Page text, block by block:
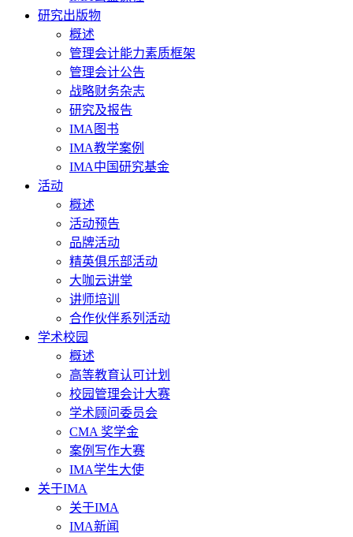
研究出版物
概述
管理会计能力素质框架
管理会计公告
战略财务杂志
研究及报告
IMA图书
IMA教学案例
IMA中国研究基金
活动
概述
活动预告
品牌活动
精英俱乐部活动
大咖云讲堂
讲师培训
合作伙伴系列活动
学术校园
概述
高等教育认可计划
校园管理会计大赛
学术顾问委员会
CMA 奖学金
案例写作大赛
IMA学生大使
关于IMA
关于IMA
IMA新闻